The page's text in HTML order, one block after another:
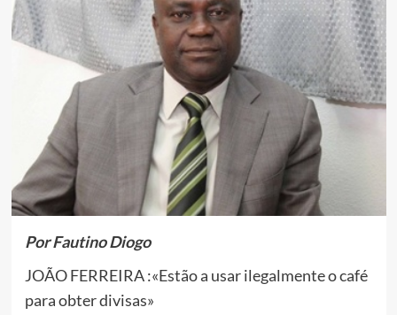
Por Fautino Diogo
JOÃO FERREIRA :«Estão a usar ilegalmente o café
para obter divisas»